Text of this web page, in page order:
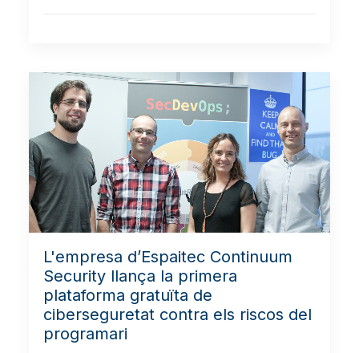
L'empresa d’Espaitec Continuum
Security llança la primera
plataforma gratuïta de
ciberseguretat contra els riscos del
programari